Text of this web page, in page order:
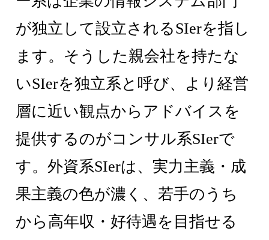
が独立して設立されるSIerを指し
ます。そうした親会社を持たな
いSIerを独立系と呼び、より経営
層に近い観点からアドバイスを
提供するのがコンサル系SIerで
す。外資系SIerは、実力主義・成
果主義の色が濃く、若手のうち
から高年収・好待遇を目指せる